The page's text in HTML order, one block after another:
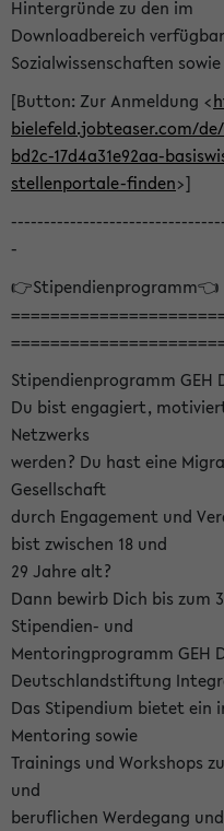
Hintergründe zu den im
Downloadbereich
Sozialwissenschaften sowie
[Button: Zur Anmeldung <
bielefeld.jobteaser.com/
bd2c-17d4a31e92aa-
stellenportale-finden>]
-
👉Stipendienprogramm👈
Stipendienprogramm GEH
Du bist engagiert,
Netzwerks
werden? Du hast eine
Gesellschaft
durch Engagement und
bist zwischen 18 und
29 Jahre alt?
Dann bewirb Dich bis zum
Stipendien- und
Mentoringprogramm GEH
Deutschlandstiftung
Das Stipendium bietet ein
Mentoring sowie
Trainings und Workshops
und
beruflichen Werdegang